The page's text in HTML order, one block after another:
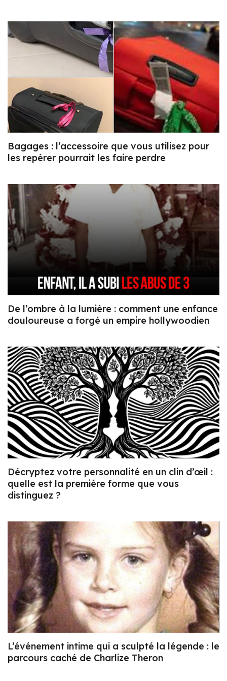
Bagages : l’accessoire que vous utilisez pour
les repérer pourrait les faire perdre
De l’ombre à la lumière : comment une enfance
douloureuse a forgé un empire hollywoodien
Décryptez votre personnalité en un clin d’œil :
quelle est la première forme que vous
distinguez ?
L’événement intime qui a sculpté la légende : le
parcours caché de Charlize Theron